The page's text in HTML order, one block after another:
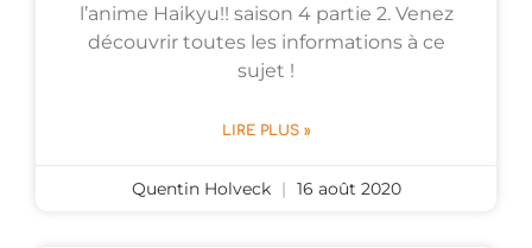
l’anime Haikyu!! saison 4 partie 2. Venez
découvrir toutes les informations à ce
sujet !
LIRE PLUS »
Quentin Holveck 16 août 2020